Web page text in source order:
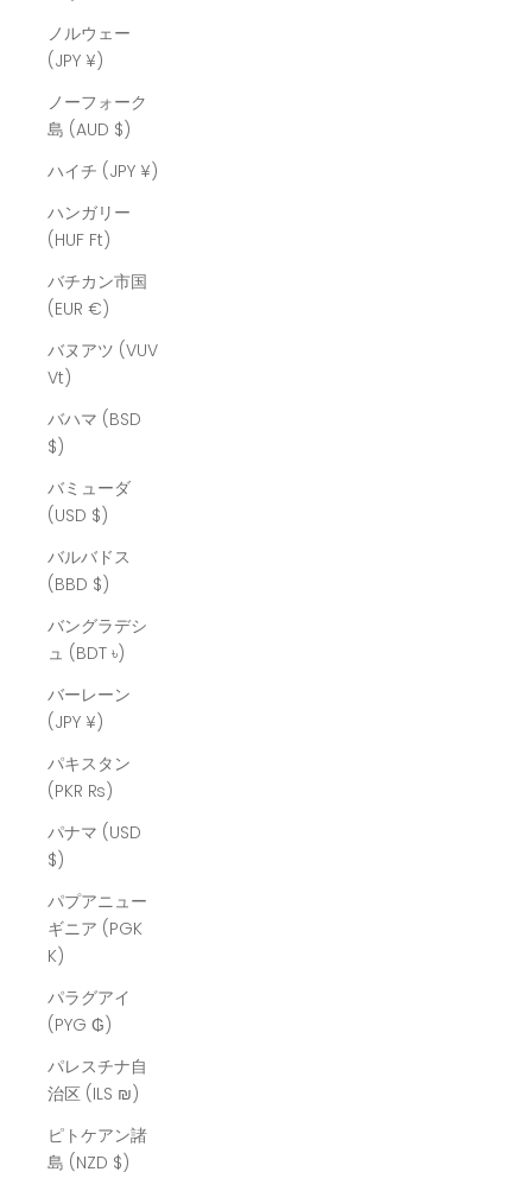
ノルウェー
(JPY ¥)
ノーフォーク
島 (AUD $)
ハイチ (JPY ¥)
ハンガリー
(HUF Ft)
バチカン市国
(EUR €)
バヌアツ (VUV
Vt)
バハマ (BSD
$)
バミューダ
(USD $)
バルバドス
(BBD $)
バングラデシ
ュ (BDT ৳)
バーレーン
(JPY ¥)
パキスタン
(PKR ₨)
パナマ (USD
$)
パプアニュー
ギニア (PGK
K)
パラグアイ
(PYG ₲)
パレスチナ自
治区 (ILS ₪)
ピトケアン諸
島 (NZD $)